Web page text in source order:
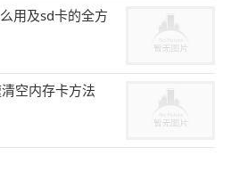
用及sd卡的全方
空内存卡方法